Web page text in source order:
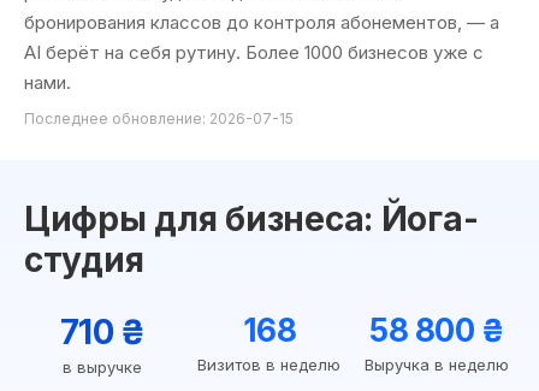
бронирования классов до контроля абонементов, — а
AI берёт на себя рутину. Более 1000 бизнесов уже с
нами.
Последнее обновление: 2026-07-15
Цифры для бизнеса: Йога-
студия
710 ₴
в выручке
168
Визитов в неделю
58 800 ₴
Выручка в неделю